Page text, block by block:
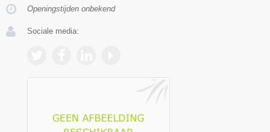
Openingstijden onbekend
Sociale media: